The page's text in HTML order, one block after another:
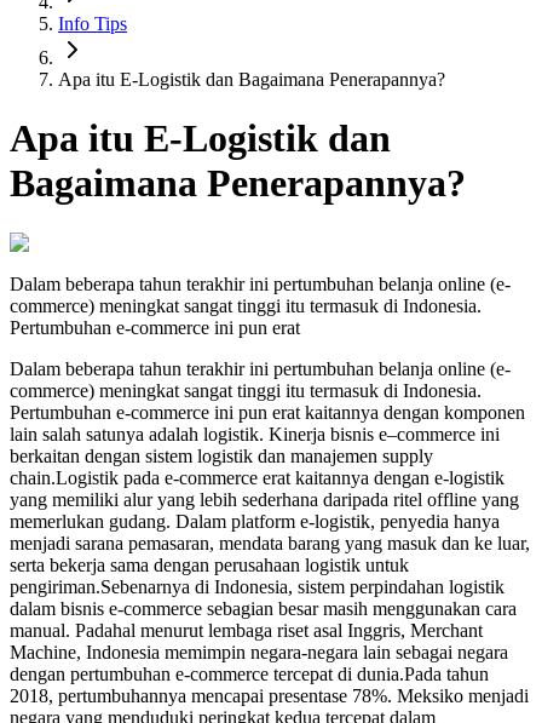
Info Tips
Apa itu E-Logistik dan Bagaimana Penerapannya?
Apa itu E-Logistik dan
Bagaimana Penerapannya?
Dalam beberapa tahun terakhir ini pertumbuhan belanja online (e-
commerce) meningkat sangat tinggi itu termasuk di Indonesia.
Pertumbuhan e-commerce ini pun erat
Dalam beberapa tahun terakhir ini pertumbuhan belanja online (e-
commerce) meningkat sangat tinggi itu termasuk di Indonesia.
Pertumbuhan e-commerce ini pun erat kaitannya dengan komponen
lain salah satunya adalah logistik. Kinerja bisnis e–commerce ini
berkaitan dengan sistem logistik dan manajemen supply
chain.Logistik pada e-commerce erat kaitannya dengan e-logistik
yang memiliki alur yang lebih sederhana daripada ritel offline yang
memerlukan gudang. Dalam platform e-logistik, penyedia hanya
menjadi sarana pemasaran, mendata barang yang masuk dan ke luar,
serta bekerja sama dengan perusahaan logistik untuk
pengiriman.Sebenarnya di Indonesia, sistem perpindahan logistik
dalam bisnis e-commerce sebagian besar masih menggunakan cara
manual. Padahal menurut lembaga riset asal Inggris, Merchant
Machine, Indonesia memimpin negara-negara lain sebagai negara
dengan pertumbuhan e-commerce tercepat di dunia.Pada tahun
2018, pertumbuhannya mencapai presentase 78%. Meksiko menjadi
negara yang menduduki peringkat kedua tercepat dalam